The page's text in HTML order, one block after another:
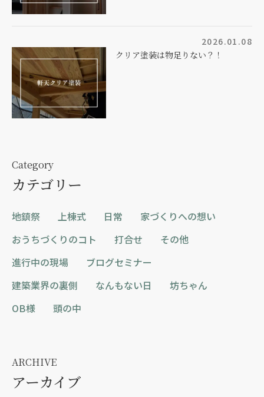
2026.01.08
クリア塗装は物足りない？！
Category
カテゴリー
地鎮祭 上棟式 日常
家づくりへの想い
おうちづくりのコト
打合せ
その他
進行中の現場
ブログセミナー
建築業界の裏側
なんもない日
坊ちゃん
OB様
頭の中
ARCHIVE
アーカイブ